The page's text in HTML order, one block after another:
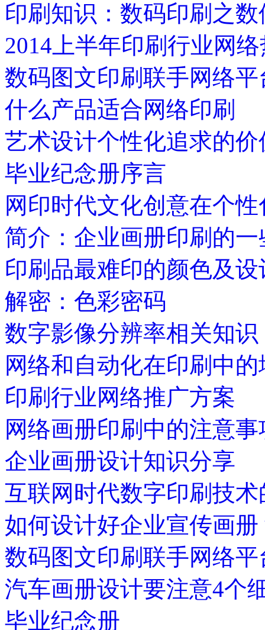
印刷知识：数码印刷之
2014上半年印刷行业网
数码图文印刷联手网络
什么产品适合网络印刷
艺术设计个性化追求的
毕业纪念册序言
网印时代文化创意在个
简介：企业画册印刷的一
印刷品最难印的颜色及设
解密：色彩密码
数字影像分辨率相关知识
网络和自动化在印刷中的
印刷行业网络推广方案
网络画册印刷中的注意事
企业画册设计知识分享
互联网时代数字印刷技术
如何设计好企业宣传画册
数码图文印刷联手网络
汽车画册设计要注意4个
毕业纪念册